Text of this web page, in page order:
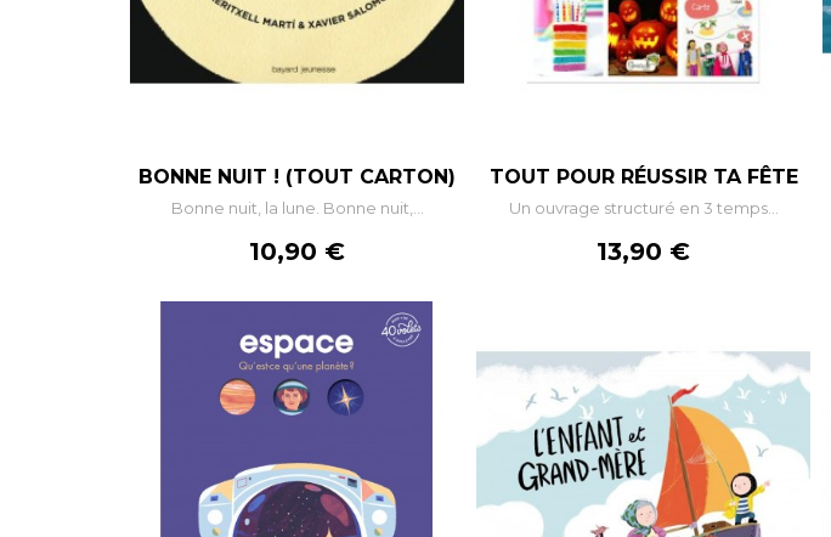
BONNE NUIT ! (TOUT CARTON)
Bonne nuit, la lune. Bonne nuit,...
Prix
10,90 €
TOUT POUR RÉUSSIR TA FÊTE
Un ouvrage structuré en 3 temps...
Prix
13,90 €